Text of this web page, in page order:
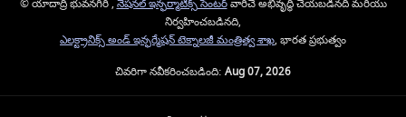
© యాదాద్రి భువనగిరి , నేషనల్ ఇన్ఫర్మాటిక్స్ సెంటర్వారిచే అభివృద్ధి చేయబడినది మరియు
నిర్వహించబడినది,
ఎలక్ట్రానిక్స్ అండ్ ఇన్ఫర్మేషన్ టెక్నాలజీ మంత్రిత్వ శాఖ, భారత ప్రభుత్వం
చివరిగా నవీకరించబడింది: Aug 07, 2026